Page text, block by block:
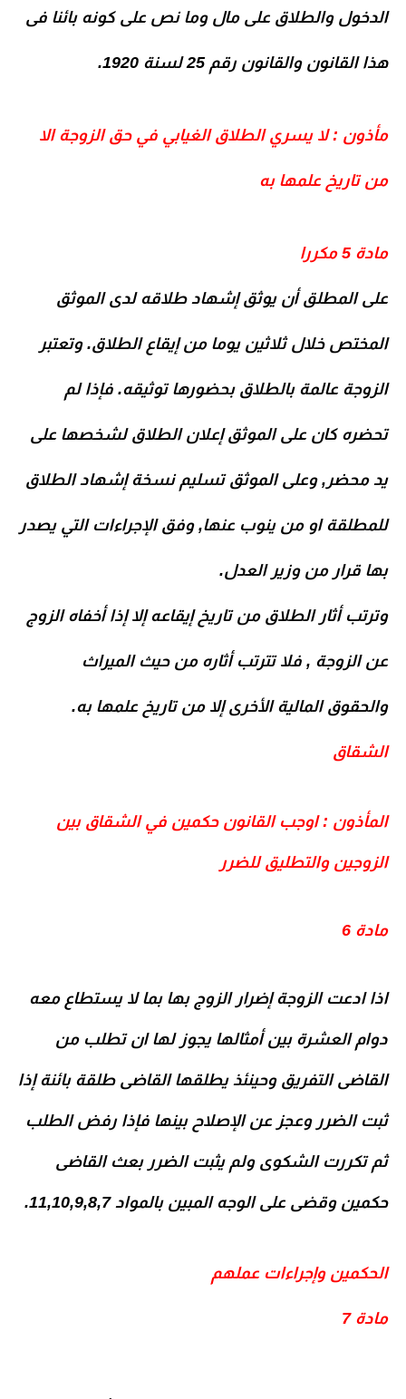
الدخول والطلاق على مال وما نص على كونه بائنا فى
هذا القانون والقانون رقم 25 لسنة 1920.
مأذون : لا يسري الطلاق الغيابي في حق الزوجة الا
من تاريخ علمها به
مادة 5 مكررا
على المطلق أن يوثق إشهاد طلاقه لدى الموثق
المختص خلال ثلاثين يوما من إيقاع الطلاق. وتعتبر
الزوجة عالمة بالطلاق بحضورها توثيقه. فإذا لم
تحضره كان على الموثق إعلان الطلاق لشخصها على
يد محضر, وعلى الموثق تسليم نسخة إشهاد الطلاق
للمطلقة او من ينوب عنها, وفق الإجراءات التي يصدر
بها قرار من وزير العدل.
وترتب أثار الطلاق من تاريخ إيقاعه إلا إذا أخفاه الزوج
عن الزوجة , فلا تترتب أثاره من حيث الميراث
والحقوق المالية الأخرى إلا من تاريخ علمها به.
الشقاق
المأذون : اوجب القانون حكمين في الشقاق بين
الزوجين والتطليق للضرر
مادة 6
اذا ادعت الزوجة إضرار الزوج بها بما لا يستطاع معه
دوام العشرة بين أمثالها يجوز لها ان تطلب من
القاضى التفريق وحينئذ يطلقها القاضى طلقة بائنة إذا
ثبت الضرر وعجز عن الإصلاح بينها فإذا رفض الطلب
ثم تكررت الشكوى ولم يثبت الضرر بعث القاضى
حكمين وقضى على الوجه المبين بالمواد 11,10,9,8,7.
الحكمين وإجراءات عملهم
مادة 7